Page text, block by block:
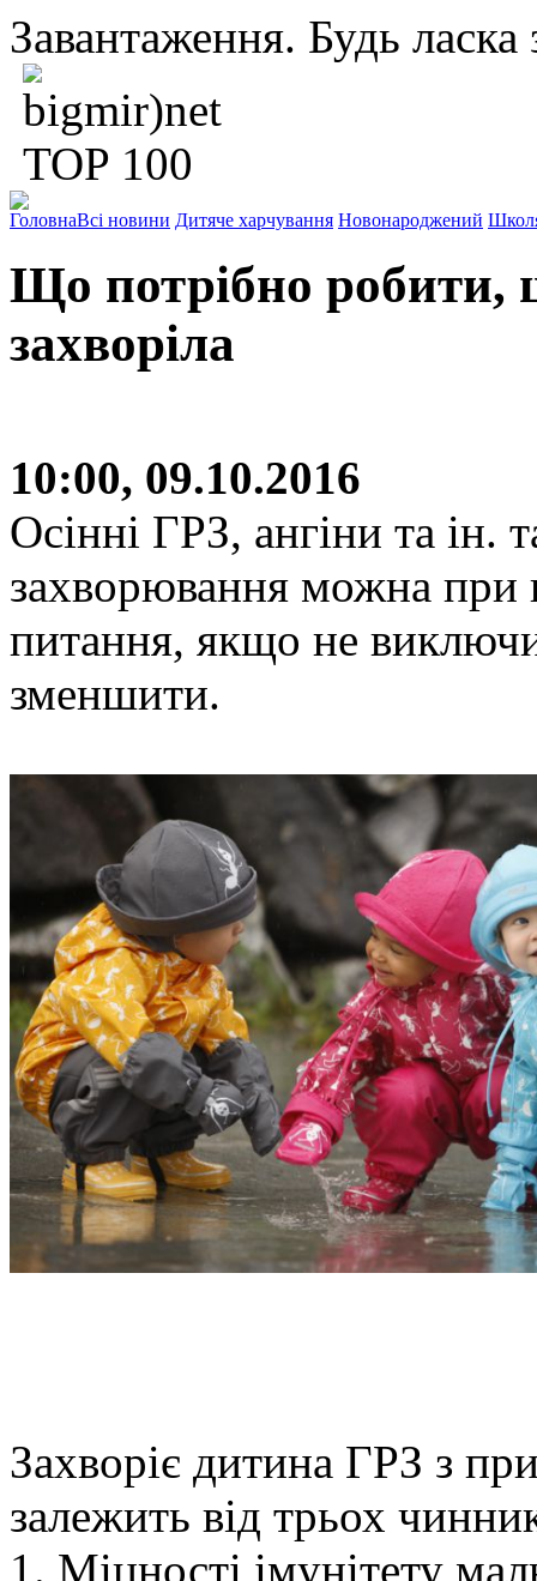
Завантаження. Будь ласка
ГоловнаВсі новини Дитяче харчування Новонароджений
Що потрібно робити,
захворіла
10:00, 09.10.2016
Осінні ГРЗ, ангіни та ін.
захворювання можна при
питання, якщо не
зменшити.
Захворіє дитина ГРЗ з
залежить від трьох
1. Міцності імунітету